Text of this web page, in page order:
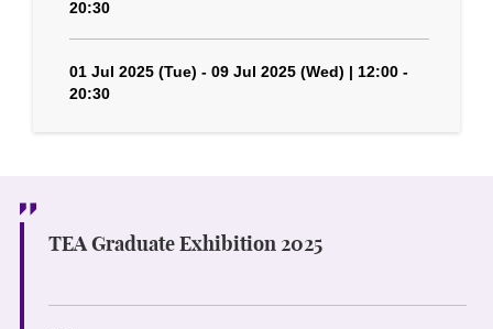
20:30
01 Jul 2025 (Tue) - 09 Jul 2025 (Wed) | 12:00 -
20:30
TEA Graduate Exhibition 2025